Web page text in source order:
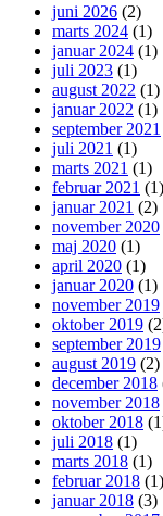
juni 2026 (2)
marts 2024 (1)
januar 2024 (1)
juli 2023 (1)
august 2022 (1)
januar 2022 (1)
september 2021
juli 2021 (1)
marts 2021 (1)
februar 2021 (1)
januar 2021 (2)
november 2020
maj 2020 (1)
april 2020 (1)
januar 2020 (1)
november 2019
oktober 2019
september 2019
august 2019 (2)
december 2018
november 2018
oktober 2018
juli 2018 (1)
marts 2018 (1)
februar 2018 (1)
januar 2018 (3)